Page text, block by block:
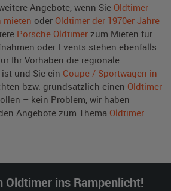
Angebote, wenn Sie Oldtimer
mieten oder Oldtimer der 1970er Jahre
Porsche Oldtimer zum Mieten für
oder Events stehen ebenfalls
Ihr Vorhaben die regionale
und Sie ein Coupe / Sportwagen in
bzw. grundsätzlich einen Oldtimer
– kein Problem, wir haben
Angebote zum Thema Oldtimer
Oldtimer ins Rampenlicht!